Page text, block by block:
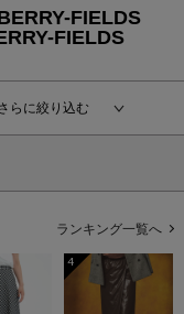
FIELDS
FIELDS
らに絞り込む
ランキング一覧へ
4